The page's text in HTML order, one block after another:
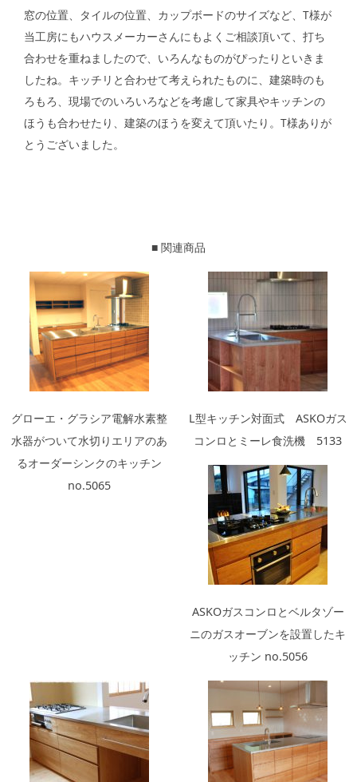
窓の位置、タイルの位置、カップボードのサイズなど、T様が
当工房にもハウスメーカーさんにもよくご相談頂いて、打ち
合わせを重ねましたので、いろんなものがぴったりといきま
したね。キッチリと合わせて考えられたものに、建築時のも
ろもろ、現場でのいろいろなどを考慮して家具やキッチンの
ほうも合わせたり、建築のほうを変えて頂いたり。T様ありが
とうございました。
■ 関連商品
グローエ・グラシア電解水素整
水器がついて水切りエリアのあ
るオーダーシンクのキッチン
no.5065
L型キッチン対面式 ASKOガス
コンロとミーレ食洗機 5133
ASKOガスコンロとベルタゾー
ニのガスオーブンを設置したキ
ッチン no.5056